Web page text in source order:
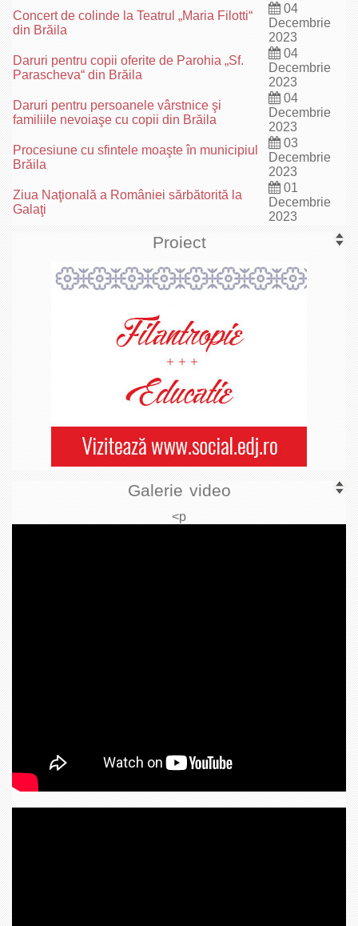
Concert de colinde la Teatrul „Maria Filotti“
din Brăila
04
Decembrie
2023
Daruri pentru copii oferite de Parohia „Sf.
Parascheva“ din Brăila
04
Decembrie
2023
Daruri pentru persoanele vârstnice şi
familiile nevoiaşe cu copii din Brăila
04
Decembrie
2023
Procesiune cu sfintele moaşte în municipiul
Brăila
03
Decembrie
2023
Ziua Naţională a României sărbătorită la
Galaţi
01
Decembrie
2023
Proiect
Galerie video
<p